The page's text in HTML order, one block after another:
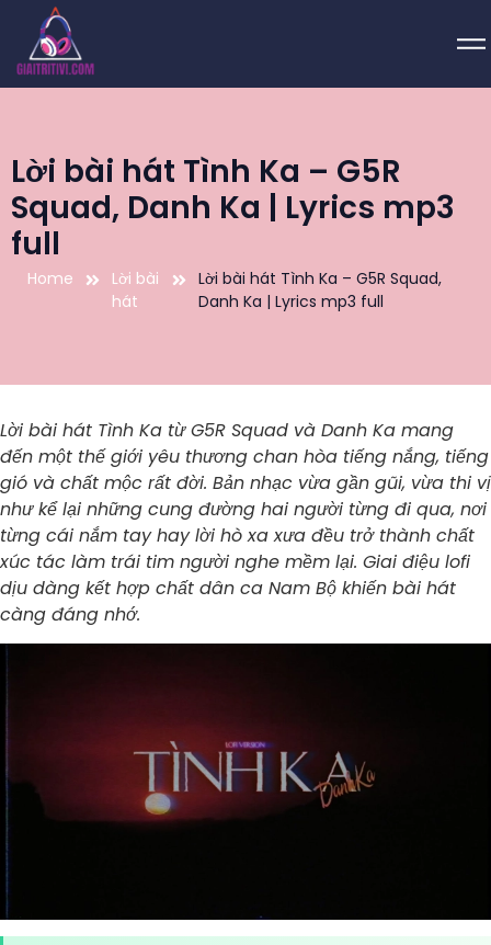
Lời bài hát Tình Ka – G5R
Squad, Danh Ka | Lyrics mp3
full
Home
Lời bài
hát
Lời bài hát Tình Ka – G5R Squad,
Danh Ka | Lyrics mp3 full
Lời bài hát Tình Ka từ G5R Squad và Danh Ka mang
đến một thế giới yêu thương chan hòa tiếng nắng, tiếng
gió và chất mộc rất đời. Bản nhạc vừa gần gũi, vừa thi vị
như kể lại những cung đường hai người từng đi qua, nơi
từng cái nắm tay hay lời hò xa xưa đều trở thành chất
xúc tác làm trái tim người nghe mềm lại. Giai điệu lofi
dịu dàng kết hợp chất dân ca Nam Bộ khiến bài hát
càng đáng nhớ.